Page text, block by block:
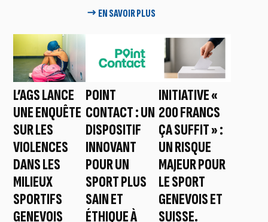
→ EN SAVOIR PLUS
L’AGS LANCE
UNE ENQUÊTE
SUR LES
VIOLENCES
DANS LES
MILIEUX
SPORTIFS
GENEVOIS
POINT
CONTACT : UN
DISPOSITIF
INNOVANT
POUR UN
SPORT PLUS
SAIN ET
ÉTHIQUE À
INITIATIVE «
200 FRANCS
ÇA SUFFIT » :
UN RISQUE
MAJEUR POUR
LE SPORT
GENEVOIS ET
SUISSE.